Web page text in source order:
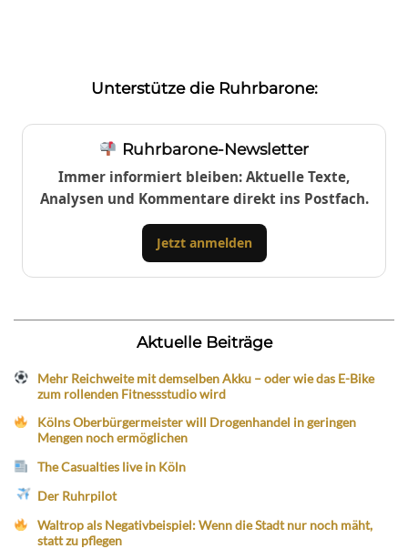
Unterstütze die Ruhrbarone:
Ruhrbarone-Newsletter
Immer informiert bleiben: Aktuelle Texte,
Analysen und Kommentare direkt ins Postfach.
Jetzt anmelden
Aktuelle Beiträge
Mehr Reichweite mit demselben Akku – oder wie das E-Bike
zum rollenden Fitnessstudio wird
Kölns Oberbürgermeister will Drogenhandel in geringen
Mengen noch ermöglichen
The Casualties live in Köln
Der Ruhrpilot
Waltrop als Negativbeispiel: Wenn die Stadt nur noch mäht,
statt zu pflegen